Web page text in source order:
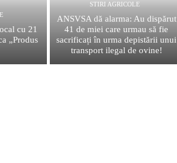
cu 21
„Produs
STIRI AGRICOLE
ANSVSA dă alarma: Au dispărut
41 de miei care urmau să fie
sacrificați în urma depistării unui
transport ilegal de ovine!